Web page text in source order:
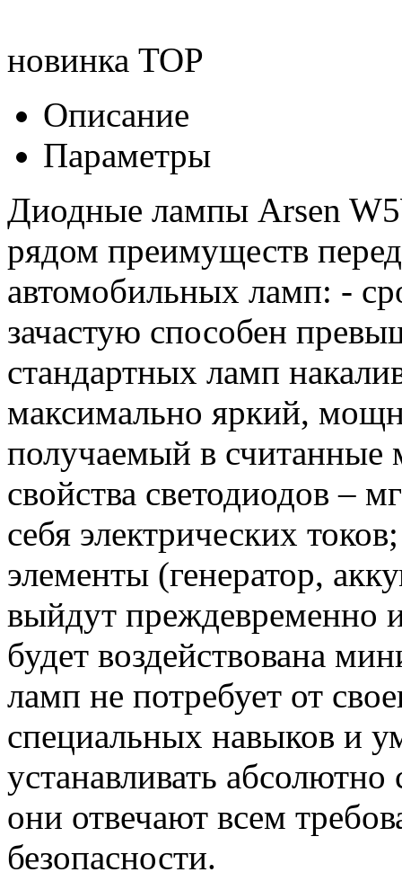
новинка TOP
Описание
Параметры
Диодные лампы Arsen
рядом преимуществ
автомобильных ламп: -
зачастую способен
стандартных ламп
максимально яркий,
получаемый в считанные
свойства светодиодов –
себя электрических
элементы (генератор,
выйдут преждевременно
будет воздействована
ламп не потребует от
специальных навыков и
устанавливать
они отвечают всем
безопасности.